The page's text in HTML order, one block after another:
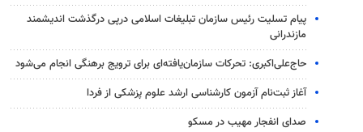
پیام تسلیت رئیس سازمان تبلیغات اسلامی درپی درگذشت اندیشمند
مازندرانی
حاج‌علی‌اکبری: تحرکات سازمان‌یافته‌ای برای ترویج برهنگی انجام می‌شود
آغاز ثبت‌نام‌ آزمون کارشناسی ارشد علوم پزشکی از فردا
صدای انفجار مهیب در مسکو